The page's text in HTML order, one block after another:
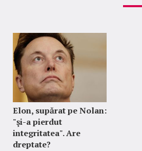
Elon, supărat pe Nolan:
"şi-a pierdut
integritatea". Are
dreptate?